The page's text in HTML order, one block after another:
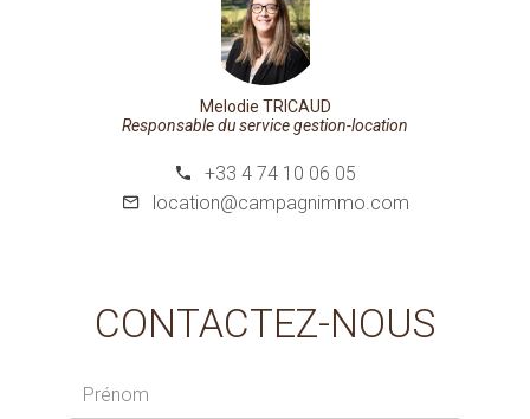
Melodie TRICAUD
Responsable du service gestion-location
+33 4 74 10 06 05
location@campagnimmo.com
CONTACTEZ-NOUS